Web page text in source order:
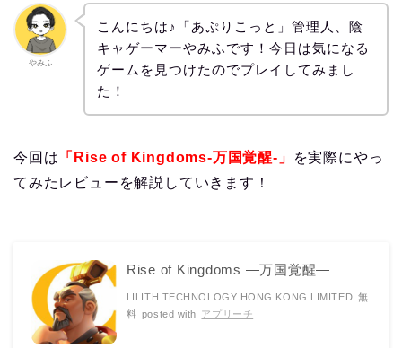
やみふ
こんにちは♪「あぷりこっと」管理人、陰
キャゲーマーやみふです！今日は気になる
ゲームを見つけたのでプレイしてみまし
た！
今回は 「Rise of Kingdoms‐万国覚醒‐」
を実際にやっ
てみたレビューを解説していきます！
Rise of Kingdoms ―万国覚醒―
LILITH TECHNOLOGY HONG KONG LIMITED 無
料 posted with アプリーチ